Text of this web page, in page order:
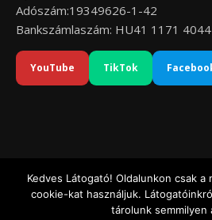
Adószám:19349626-1-42
Bankszámlaszám: HU41 1171
YouTube TikTok
© Katonasír Kutató és Ápoló
Kedves Látogató! Oldalunkon csak
cookie-kat használjuk.
tárolunk semmilyen